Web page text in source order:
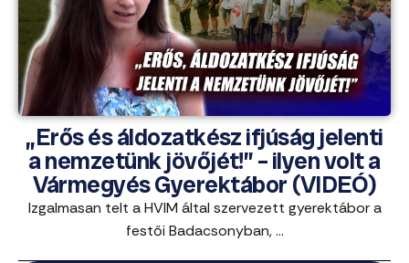
„Erős és áldozatkész ifjúság jelenti
a nemzetünk jövőjét!” – ilyen volt a
Vármegyés Gyerektábor (VIDEÓ)
Izgalmasan telt a HVIM által szervezett gyerektábor a
festői Badacsonyban, ...